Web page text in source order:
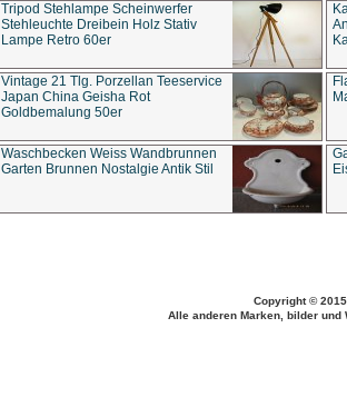
Tripod Stehlampe Scheinwerfer
Stehleuchte Dreibein Holz Stativ
Lampe Retro 60er
Vintage 21 Tlg. Porzellan Teeservice
Japan China Geisha Rot
Goldbemalung 50er
Waschbecken Weiss Wandbrunnen
Garten Brunnen Nostalgie Antik Stil
Copyright ©
Alle anderen Marken, bilder und